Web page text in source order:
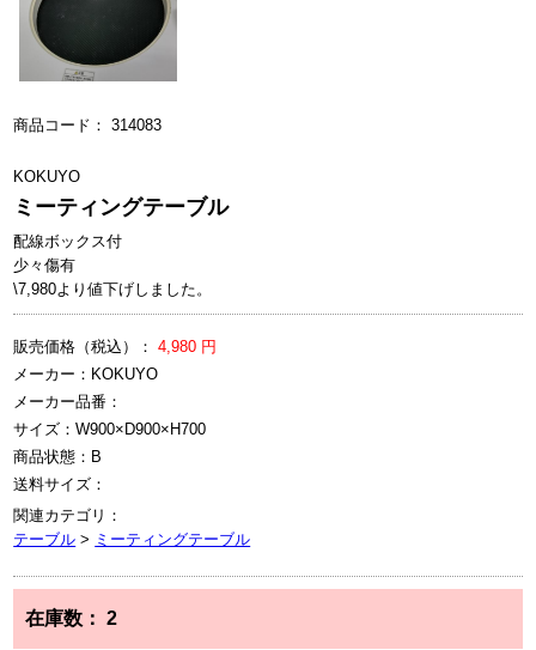
商品コード： 314083
KOKUYO
ミーティングテーブル
配線ボックス付
少々傷有
\7,980より値下げしました。
販売価格（税込）：4,980 円
メーカー：KOKUYO
メーカー品番：
サイズ：W900×D900×H700
商品状態：B
送料サイズ：
関連カテゴリ：
テーブル > ミーティングテーブル
在庫数：2